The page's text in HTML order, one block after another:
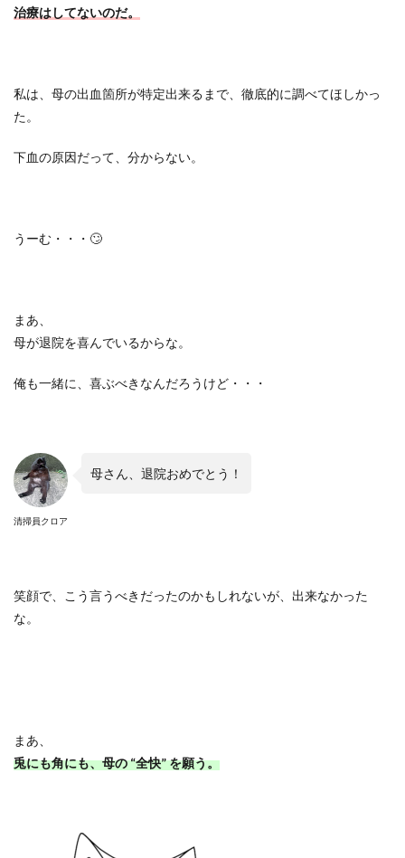
治療はしてないのだ。
私は、母の出血箇所が特定出来るまで、徹底的に調べてほしかっ
た。
下血の原因だって、分からない。
うーむ・・・ 🙄
まあ、
母が退院を喜んでいるからな。
俺も一緒に、喜ぶべきなんだろうけど・・・
清掃員クロア
母さん、退院おめでとう！
笑顔で、こう言うべきだったのかもしれないが、出来なかった
な。
まあ、
兎にも角にも、母の“全快”を願う。